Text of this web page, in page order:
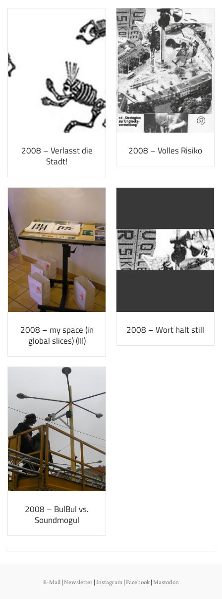
2008 – Verlasst die
Stadt!
2008 – Volles Risiko
2008 – my space (in
global slices) (III)
2008 – Wort halt still
2008 – BulBul vs.
Soundmogul
E-Mail |Newsletter |Instagram | Facebook |Mastodon